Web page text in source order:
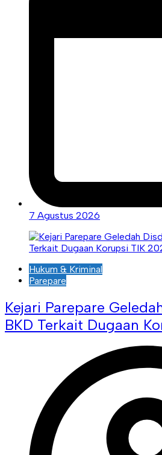
7 Agustus 2026
Hukum & Kriminal
Parepare
Kejari Parepare
BKD Terkait Dugaan